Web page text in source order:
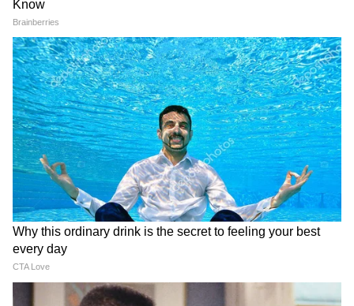
Vijay Sangeetha Divorce
Case: तलाक की अर्जी वापस…
क्या फिर एक हो रहे विजय और
संगीता? उठे बड़े सवाल
50s में भी सिंगल सबा पटौदी, 19
की उम्र में हो रही थी शादी लेकिन...
सैफ की बहन क्यों अबतक अनमैरिड?
LATEST VIDEOS
विपक्ष का हंगामा, गृह मंत्री Amit Shah का नाम
लेकर बरस पड़े Kiren Rijiju । Monsoon
Session